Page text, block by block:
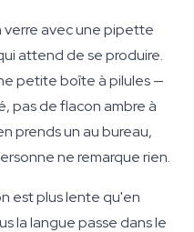
verre avec une pipette
attend de se produire.
petite boîte à pilules —
pas de flacon ambre à
prends un au bureau,
ne remarque rien.
est plus lente qu'en
la langue passe dans le